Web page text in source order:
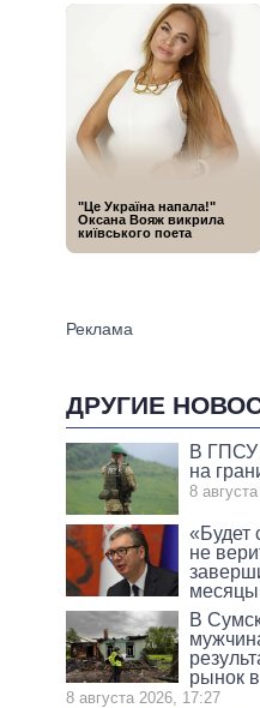
ДРУГИЕ
В ГПСУ
на
8
«Будет
не
месяцы
В
рынок
8 августа 2026, 17:27